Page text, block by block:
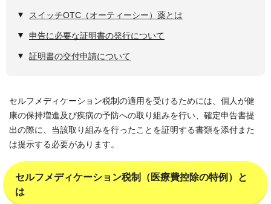
スイッチOTC（オーティーシー）薬とは
申告に必要な証明書の発行について
証明書の交付申請について
セルフメディケーション税制の適用を受けるためには、個人が健
康の保持増進及び疾病の予防への取り組みを行い、確定申告書提
出の際に、当該取り組みを行ったことを証明する書類を添付また
は提示する必要があります。
セルフメディケーション税制（医療費控除の特例）と
は